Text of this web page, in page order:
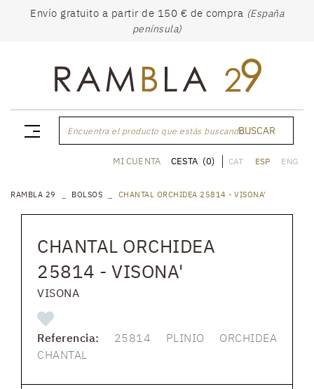
Envío gratuito a partir de 150 € de compra (España
península)
Encuentra el producto que estás buscando...BUSCAR
CAT ESP ENG
MI CUENTA CESTA (0)
RAMBLA 29 BOLSOS CHANTAL ORCHIDEA 25814 - VISONA'
CHANTAL ORCHIDEA
25814 - VISONA'
VISONA
Referencia: 25814 PLINIO ORCHIDEA
CHANTAL